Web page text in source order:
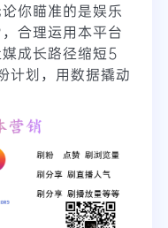
你瞄准的是娱乐
合理运用本平台
成长路径缩短5
计划，用数据撬动